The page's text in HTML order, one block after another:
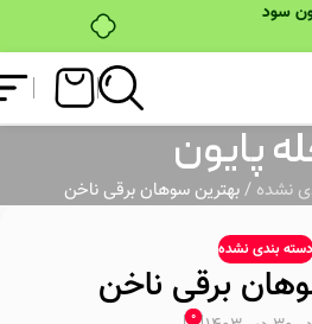
سود
پایون
نشده /بهترین سوهان برقی ناخن
دسته بندی نشده
برقی ناخن
0